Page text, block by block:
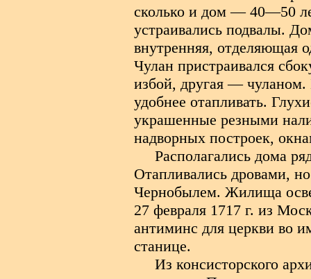
сколько и дом — 40—50
устраивались подвалы.
внутренняя, отделяющая
Чулан пристраивался
избой, другая —
удобнее отапливать.
украшенные резными
надворных построек,
Располагались дома
Отапливались дровами,
Чернобылем. Жилища
27 февраля 1717 г. из
антиминс для церкви во
станице.
Из консисторского